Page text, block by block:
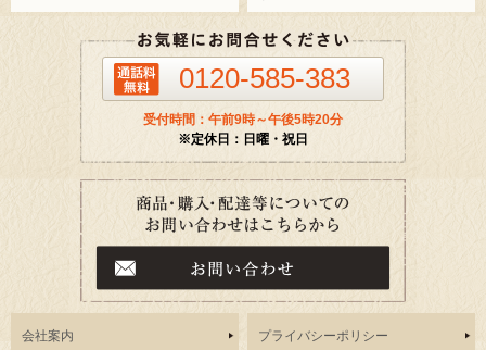
0120-585-383
受付時間：午前9時～午後5時20分
※定休日：日曜・祝日
会社案内 プライバシーポリシー